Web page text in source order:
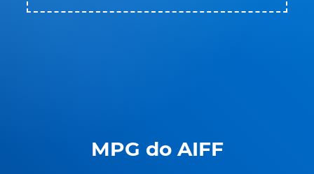
MPG do AIFF